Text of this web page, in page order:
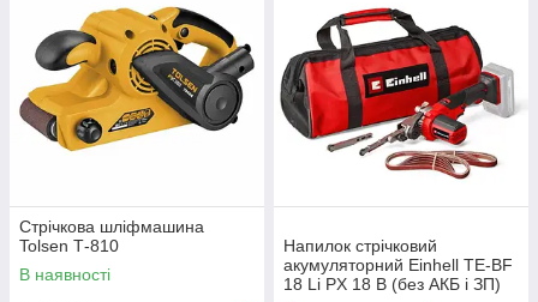
Стрічкова шліфмашина
Tolsen Т-810
В наявності
Напилок стрічковий
акумуляторний Einhell TE-BF
18 Li PX 18 В (без АКБ і ЗП)